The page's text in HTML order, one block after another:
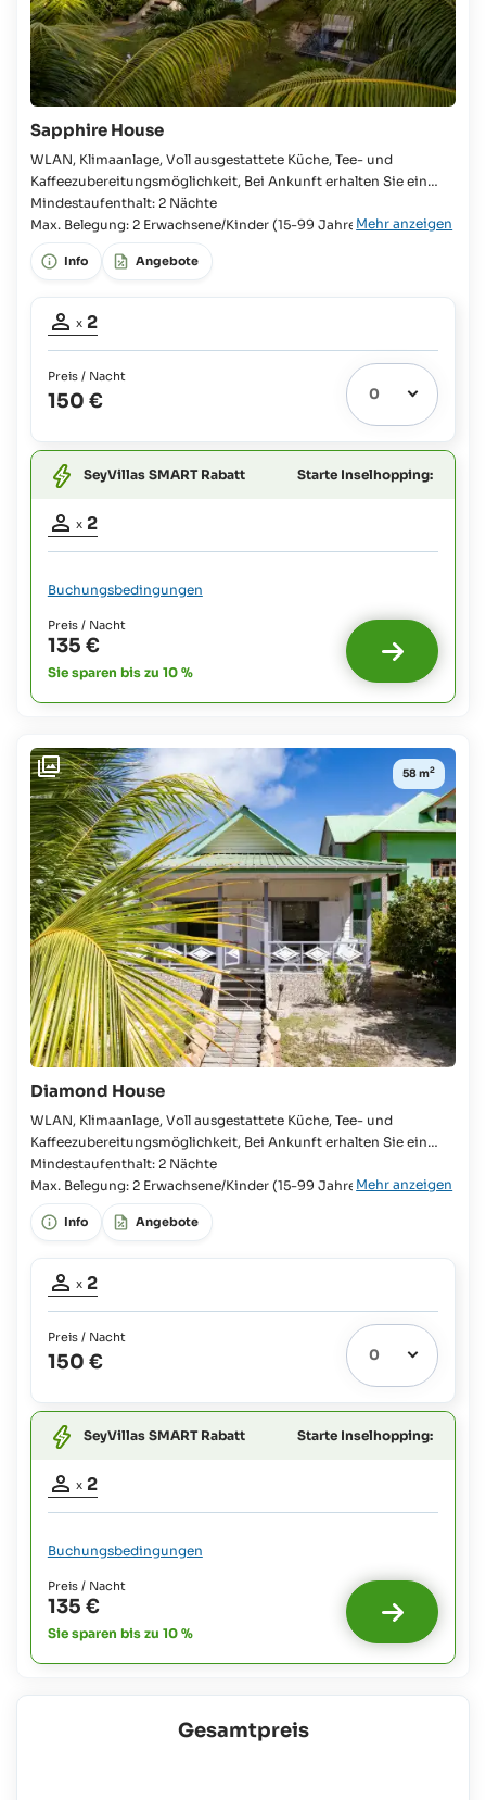
Sapphire House
WLAN, Klimaanlage, Voll ausgestattete Küche, Tee- und
Kaffeezubereitungsmöglichkeit, Bei Ankunft erhalten Sie ein
Starterpaket, Waschmaschine, Dusche, Föhn, TV, Veranda
Schlafzimmer, Queensize-Bett, Badezimmer en suite, WC,
Kühlschrank, Besteck und Geschirr, Kochplatte, Mikrowelle,
Toaster, Wasserkocher,
Mindestaufenthalt: 2 Nächte
Max. Belegung: 2 Erwachsene/Kinder (15-99 Jahre)Mehr anzeigen
Info Angebote
Belegung
x 2
Preis / Nacht
150 €
SeyVillas SMART Rabatt Starte Inselhopping:
x 2
Buchungsbedingungen
Preis / Nacht
135 €
Sie sparen bis zu 10 %
Diamond House
58 m2
WLAN, Klimaanlage, Voll ausgestattete Küche, Tee- und
Kaffeezubereitungsmöglichkeit, Bei Ankunft erhalten Sie ein
Starterpaket, Waschmaschine, Dusche, Föhn, TV, Veranda
Schlafzimmer, Queensize-Bett, Badezimmer en suite, WC,
Kühlschrank, Besteck und Geschirr, Kochplatte, Mikrowelle,
Wasserkocher, Radio,
Mindestaufenthalt: 2 Nächte
Max. Belegung: 2 Erwachsene/Kinder (15-99 Jahre)Mehr anzeigen
Info Angebote
Belegung
x 2
Preis / Nacht
150 €
SeyVillas SMART Rabatt Starte Inselhopping:
x 2
Buchungsbedingungen
Preis / Nacht
135 €
Sie sparen bis zu 10 %
Gesamtpreis